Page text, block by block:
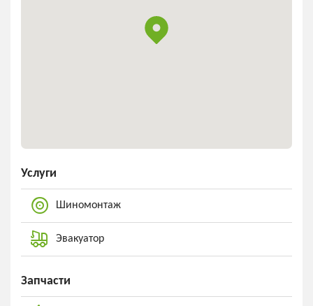
Услуги
Шиномонтаж
Эвакуатор
Запчасти